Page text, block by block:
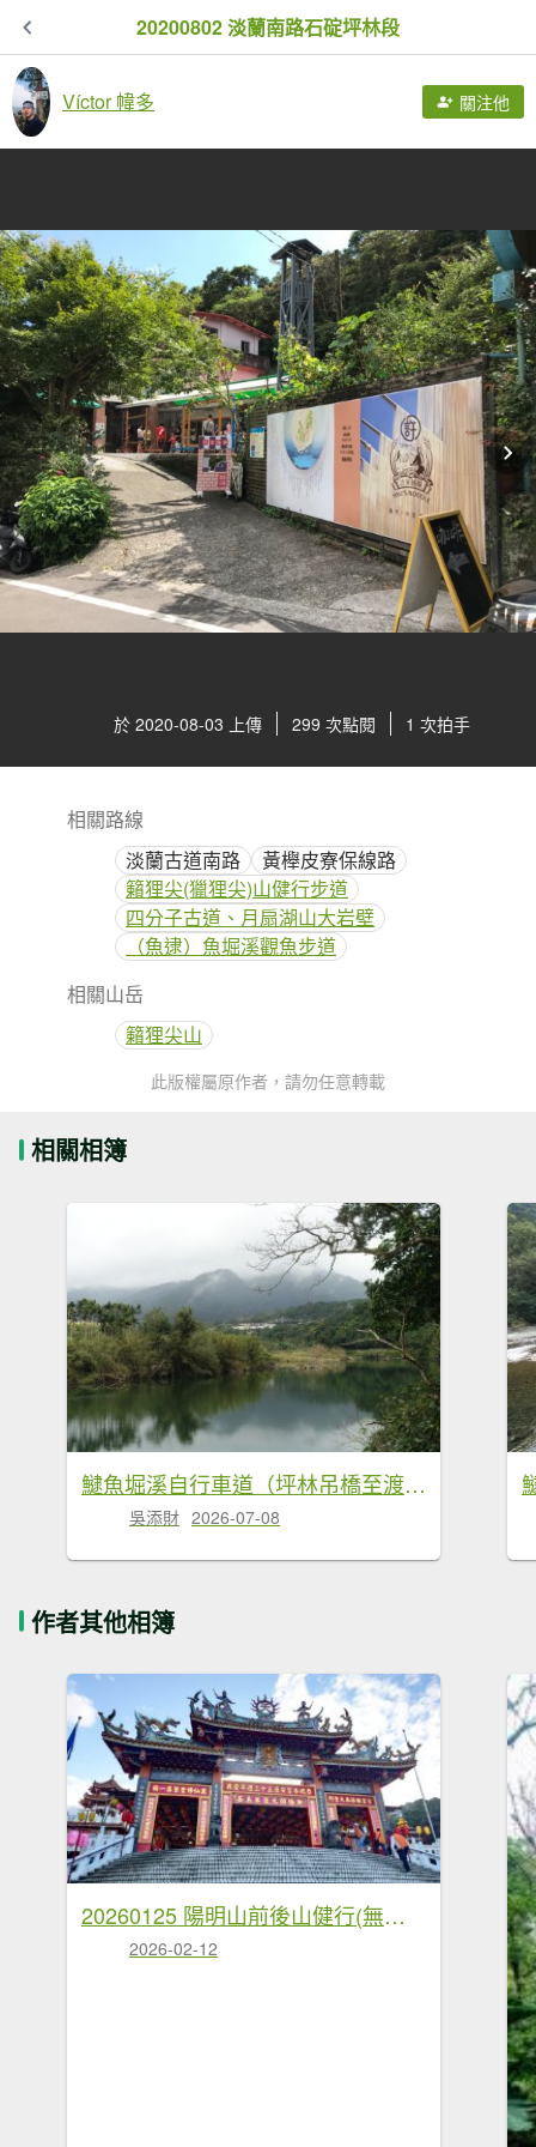
20200802 淡蘭南路石碇坪林段
Víctor 幃多 關注他
於 2020-08-03 上傳 299 次點閱 1 次拍手
相關路線
淡蘭古道南路
黃櫸皮寮保線路
籟狸尖(獵狸尖)山健行步道
四分子古道、月扇湖山大岩壁
（魚逮）魚堀溪觀魚步道
相關山岳
籟狸尖山
此版權屬原作者，請勿任意轉載
相關相簿
𩻸魚堀溪自行車道（坪林吊橋至渡南橋往返）
吳添財 2026-07-08
作者其他相簿
20260125 陽明山前後山健行(無極天元宮~山仔頂步道.向天池.向天山.面天山.二子坪)
2026-02-12